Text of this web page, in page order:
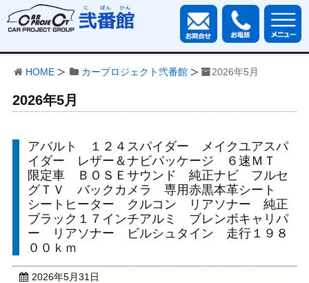
HOME カープロジェクト弐番館 2026年5月
2026年5月
アバルト １２４スパイダー メイクユアスパ
イダー レザー＆ナビパッケージ ６速ＭＴ
限定車 ＢＯＳＥサウンド 純正ナビ フルセ
グＴＶ バックカメラ 専用赤黒本革シート
シートヒーター クルコン リアソナー 純正
ブラック１７インチアルミ ブレンボキャリパ
ー リアソナー ビルシュタイン 走行１９８
００ｋｍ
2026年5月31日